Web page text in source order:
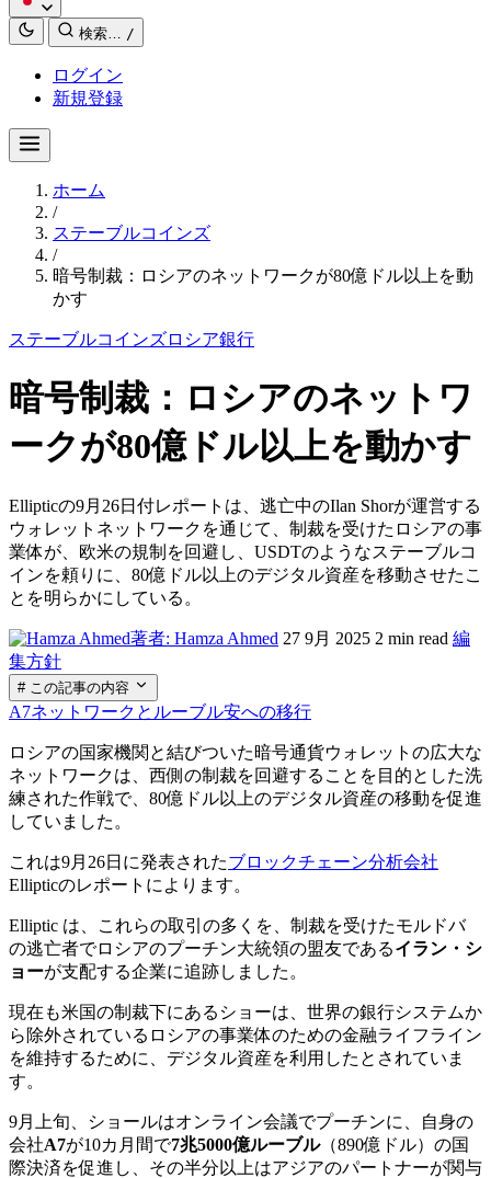
検索… /
ログイン
新規登録
ホーム
/
ステーブルコインズ
/
暗号制裁：ロシアのネットワークが80億ドル以上を動
かす
ステーブルコインズロシア銀行
暗号制裁：ロシアのネットワ
ークが80億ドル以上を動かす
Ellipticの9月26日付レポートは、逃亡中のIlan Shorが運営する
ウォレットネットワークを通じて、制裁を受けたロシアの事
業体が、欧米の規制を回避し、USDTのようなステーブルコ
インを頼りに、80億ドル以上のデジタル資産を移動させたこ
とを明らかにしている。
著者: Hamza Ahmed 27 9月 2025 2 min read 編
集方針
# この記事の内容
A7ネットワークとルーブル安への移行
ロシアの国家機関と結びついた暗号通貨ウォレットの広大な
ネットワークは、西側の制裁を回避することを目的とした洗
練された作戦で、80億ドル以上のデジタル資産の移動を促進
していました。
これは9月26日に発表されたブロックチェーン分析会社
Ellipticのレポートによります。
Elliptic は、これらの取引の多くを、制裁を受けたモルドバ
の逃亡者でロシアのプーチン大統領の盟友であるイラン・シ
ョーが支配する企業に追跡しました。
現在も米国の制裁下にあるショーは、世界の銀行システムか
ら除外されているロシアの事業体のための金融ライフライン
を維持するために、デジタル資産を利用したとされていま
す。
9月上旬、ショールはオンライン会議でプーチンに、自身の
会社A7が10カ月間で7兆5000億ルーブル（890億ドル）の国
際決済を促進し、その半分以上はアジアのパートナーが関与